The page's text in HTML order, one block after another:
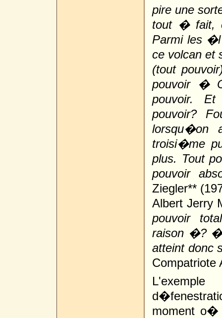
pire une
tout � fait,
Parmi les
ce volcan et
(tout
pouvoir �
pouvoir.
pouvoir?
lorsqu�on
troisi�me
plus. Tout
pouvoir
Ziegler**
Albert Jerry
pouvoir
raison �? �
atteint donc
Compatriote
moment